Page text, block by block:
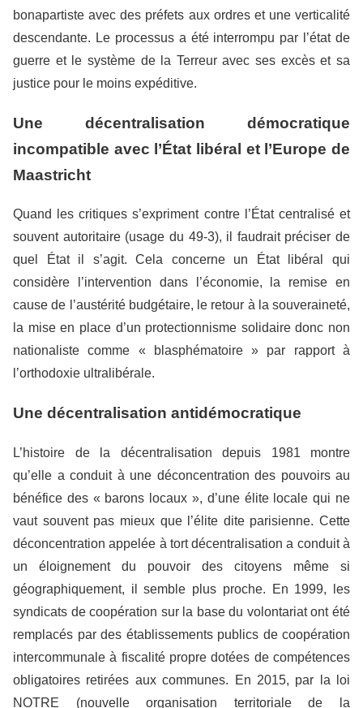
bonapartiste avec des préfets aux ordres et une verticalité
descendante. Le processus a été interrompu par l’état de
guerre et le système de la Terreur avec ses excès et sa
justice pour le moins expéditive.
Une décentralisation démocratique
incompatible avec l’État libéral et l’Europe de
Maastricht
Quand les critiques s’expriment contre l’État centralisé et
souvent autoritaire (usage du 49-3), il faudrait préciser de
quel État il s’agit. Cela concerne un État libéral qui
considère l’intervention dans l’économie, la remise en
cause de l’austérité budgétaire, le retour à la souveraineté,
la mise en place d’un protectionnisme solidaire donc non
nationaliste comme « blasphématoire » par rapport à
l’orthodoxie ultralibérale.
Une décentralisation antidémocratique
L’histoire de la décentralisation depuis 1981 montre
qu’elle a conduit à une déconcentration des pouvoirs au
bénéfice des « barons locaux », d’une élite locale qui ne
vaut souvent pas mieux que l’élite dite parisienne. Cette
déconcentration appelée à tort décentralisation a conduit à
un éloignement du pouvoir des citoyens même si
géographiquement, il semble plus proche. En 1999, les
syndicats de coopération sur la base du volontariat ont été
remplacés par des établissements publics de coopération
intercommunale à fiscalité propre dotées de compétences
obligatoires retirées aux communes. En 2015, par la loi
NOTRE (nouvelle organisation territoriale de la